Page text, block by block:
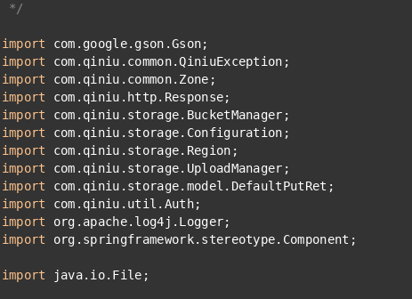
*/
import com.google.gson.Gson;
import com.qiniu.common.QiniuException;
import com.qiniu.common.Zone;
import com.qiniu.http.Response;
import com.qiniu.storage.BucketManager;
import com.qiniu.storage.Configuration;
import com.qiniu.storage.Region;
import com.qiniu.storage.UploadManager;
import com.qiniu.storage.model.DefaultPutRet;
import com.qiniu.util.Auth;
import org.apache.log4j.Logger;
import org.springframework.stereotype.Component;
import java.io.File;